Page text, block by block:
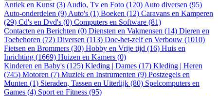
Antiek en Kunst (3) Audio, Tv en Foto (120) Auto diversen (95)
Auto-onderdelen (9) Auto's (1) Boeken (12) Caravans en Kamperen
(29) Cd's en Dvd's (0) Computers en Software (81)
Contacten en Berichten (0) Diensten en Vakmensen (14) Dieren en
Toebehoren (72) Diversen (113) Doe-het-zelf en Verbouw (1010)
Fietsen en Brommers (30) Hobby en Vrije tijd (16) Huis en
Inrichting (1669) Huizen en Kamers (0)
Kinderen en Baby's (125) Kleding | Dames (17) Kleding | Heren
(745) Motoren (7) Muziek en Instrumenten (9) Postzegels en
Munten (1) Sieraden, Tassen en Uiterlijk (80) Spelcomputers en
Games (4) Sport en Fitness (95)